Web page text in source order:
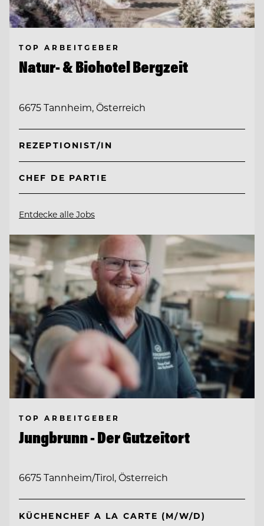
TOP ARBEITGEBER
Natur- & Biohotel Bergzeit
6675 Tannheim, Österreich
REZEPTIONIST/IN
CHEF DE PARTIE
Entdecke alle Jobs
TOP ARBEITGEBER
Jungbrunn - Der Gutzeitort
6675 Tannheim/Tirol, Österreich
KÜCHENCHEF A LA CARTE (M/W/D)